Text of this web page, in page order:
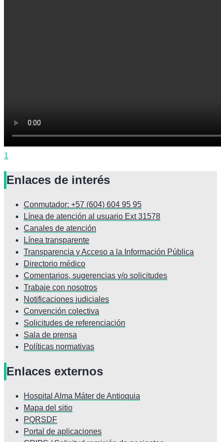
1
Enlaces de interés
Conmutador: +57 (604) 604 95 95
Línea de atención al usuario Ext 31578
Canales de atención
Línea transparente
Transparencia y Acceso a la Información Pública
Directorio médico
Comentarios, sugerencias y/o solicitudes
Trabaje con nosotros
Notificaciones judiciales
Convención colectiva
Solicitudes de referenciación
Sala de prensa
Políticas normativas
Enlaces externos
Hospital Alma Máter de Antioquia
Mapa del sitio
PQRSDF
Portal de aplicaciones